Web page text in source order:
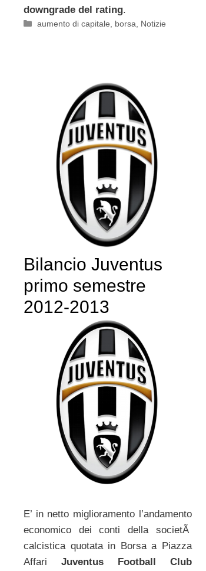
downgrade del rating.
Categorie
aumento di capitale borsa Notizie
Bilancio Juventus
primo semestre
2012-2013
E’ in netto miglioramento l’andamento
economico dei conti della societÃ
calcistica quotata in Borsa a Piazza
Affari Juventus Football Club